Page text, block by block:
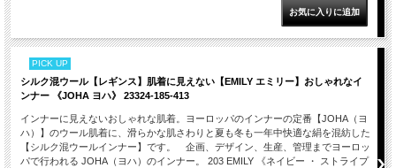
PICK UP
シルク混ウール【レギンス】肌着に見えない【EMILY エミリー】おしゃれなイ
ンナー 《JOHA ヨハ》 23324-185-413
インナーに見えないおしゃれな肌着。ヨーロッパのインナーの定番【JOHA（ヨ
ハ）】のウール肌着に、滑らかな肌さわりと夏も冬も一年中快適な絹を混紡した
【シルク混ウールインナー】です。 企画、デザイン、生産、管理までヨーロッ
パで行われる JOHA（ヨハ）のインナー。 203 EMILY 《ネイビー ・ ストライプ